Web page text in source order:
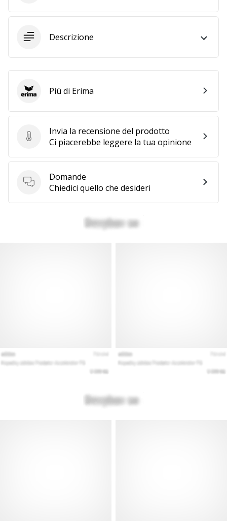
Descrizione
Invia la recensione del prodotto
Invia la recensione del prodotto
Ci piacerebbe leggere la tua opinione
Domande
Domande
Chiedici quello che desideri
ErimaPiù di Erima